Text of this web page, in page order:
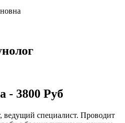
- 3800 Руб
ведущий специалист. Проводит